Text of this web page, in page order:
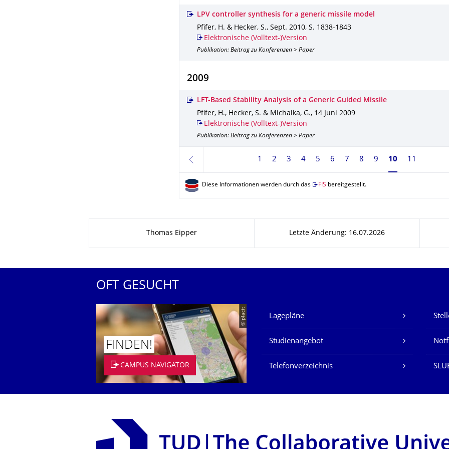
LPV controller synthesis for a generic missile model
Pfifer, H. & Hecker, S., Sept. 2010, S. 1838-1843
Elektronische (Volltext-)Version
Publikation: Beitrag zu Konferenzen > Paper
2009
LFT-Based Stability Analysis of a Generic Guided Missile
Pfifer, H., Hecker, S. & Michalka, G., 14 Juni 2009
Elektronische (Volltext-)Version
Publikation: Beitrag zu Konferenzen > Paper
zurück
1 2 3 4 5 6 7 8 9 Seite 10,
10 11
Diese Informationen werden durch das FIS bereitgestellt.
Thomas Eipper Letzte Änderung: 16.07.2026
OFT GESUCHT
© placit
FINDEN!
CAMPUS NAVIGATOR
Unsere Dienste
Lagepläne
Studienangebot
Telefonverzeichnis